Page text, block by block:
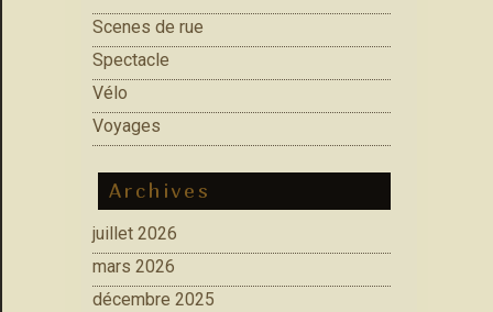
Scenes de rue
Spectacle
Vélo
Voyages
Archives
juillet 2026
mars 2026
décembre 2025